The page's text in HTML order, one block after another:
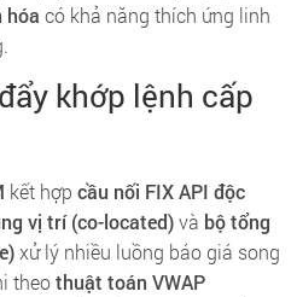
hóa có khả năng thích ứng linh
khớp lệnh cấp
kết hợp cầu nối FIX API độc
vị trí (co-located)và bộ tổng
xử lý nhiều luồng báo giá song
theothuật toán VWAP